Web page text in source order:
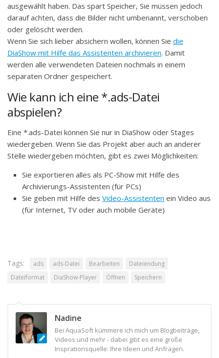
ausgewählt haben. Das spart Speicher, Sie müssen jedoch
darauf achten, dass die Bilder nicht umbenannt, verschoben
oder gelöscht werden.
Wenn Sie sich lieber absichern wollen, können Sie die
DiaShow mit Hilfe das Assistenten archivieren. Damit
werden alle verwendeten Dateien nochmals in einem
separaten Ordner gespeichert.
Wie kann ich eine *.ads-Datei
abspielen?
Eine *.ads-Datei können Sie nur in DiaShow oder Stages
wiedergeben. Wenn Sie das Projekt aber auch an anderer
Stelle wiedergeben möchten, gibt es zwei Möglichkeiten:
Sie exportieren alles als PC-Show mit Hilfe des
Archivierungs-Assistenten (für PCs)
Sie geben mit Hilfe des Video-Assistenten ein Video aus
(für Internet, TV oder auch mobile Geräte)
Tags: ads ads-Datei Bearbeiten
Dateiendung
Dateiformat
DiaShow-Player Öffnen Speichern
Nadine
Bei AquaSoft kümmere ich mich um Blogbeiträge,
Videos und mehr - dabei gibt es eine große
Insprationsquelle: Ihre Ideen und Anfragen.